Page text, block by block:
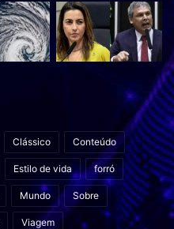
Clássico Conteúdo
Estilo de vida forró
Mundo Sobre
Viagem